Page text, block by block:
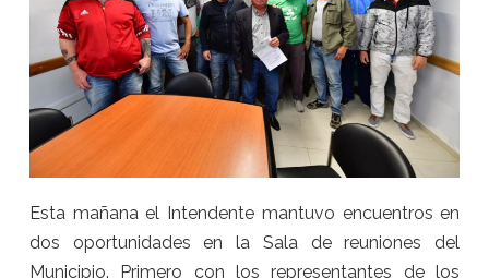
Esta mañanael Intendente mantuvo encuentros en
dos oportunidades en la Sala de reuniones del
Municipio. Primero con los representantes de los